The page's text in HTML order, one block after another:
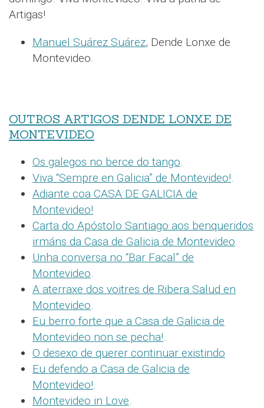
Artigas!
Manuel Suárez Suárez, Dende Lonxe de
Montevideo.
OUTROS ARTIGOS DENDE LONXE DE
MONTEVIDEO
Os galegos no berce do tango
Viva “Sempre en Galicia” de Montevideo!
Adiante coa CASA DE GALICIA de
Montevideo!
Carta do Apóstolo Santiago aos benqueridos
irmáns da Casa de Galicia de Montevideo
Unha conversa no “Bar Facal” de
Montevideo
A aterraxe dos voitres de Ribera Salud en
Montevideo
Eu berro forte que a Casa de Galicia de
Montevideo non se pecha!
O desexo de querer continuar existindo
Eu defendo a Casa de Galicia de
Montevideo!
Montevideo in Love